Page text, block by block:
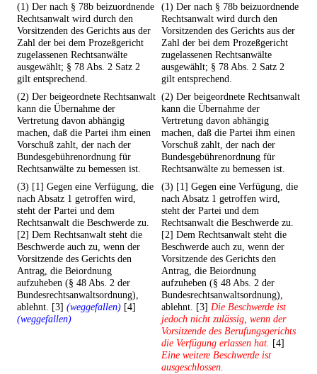
(1) Der nach § 78b beizuordnende
Rechtsanwalt wird durch den
Vorsitzenden des Gerichts aus der
Zahl der bei dem Prozeßgericht
zugelassenen Rechtsanwälte
ausgewählt; § 78 Abs. 2 Satz 2
gilt entsprechend.
(1) Der nach § 78b beizuordnende
Rechtsanwalt wird durch den
Vorsitzenden des Gerichts aus der
Zahl der bei dem Prozeßgericht
zugelassenen Rechtsanwälte
ausgewählt; § 78 Abs. 2 Satz 2
gilt entsprechend.
(2) Der beigeordnete Rechtsanwalt
kann die Übernahme der
Vertretung davon abhängig
machen, daß die Partei ihm einen
Vorschuß zahlt, der nach der
Bundesgebührenordnung für
Rechtsanwälte zu bemessen ist.
(2) Der beigeordnete Rechtsanwalt
kann die Übernahme der
Vertretung davon abhängig
machen, daß die Partei ihm einen
Vorschuß zahlt, der nach der
Bundesgebührenordnung für
Rechtsanwälte zu bemessen ist.
(3) [1] Gegen eine Verfügung, die
nach Absatz 1 getroffen wird,
steht der Partei und dem
Rechtsanwalt die Beschwerde zu.
[2] Dem Rechtsanwalt steht die
Beschwerde auch zu, wenn der
Vorsitzende des Gerichts den
Antrag, die Beiordnung
aufzuheben (§ 48 Abs. 2 der
Bundesrechtsanwaltsordnung),
ablehnt. [3] (weggefallen) [4]
(weggefallen)
(3) [1] Gegen eine Verfügung, die
nach Absatz 1 getroffen wird,
steht der Partei und dem
Rechtsanwalt die Beschwerde zu.
[2] Dem Rechtsanwalt steht die
Beschwerde auch zu, wenn der
Vorsitzende des Gerichts den
Antrag, die Beiordnung
aufzuheben (§ 48 Abs. 2 der
Bundesrechtsanwaltsordnung),
ablehnt. [3] Die Beschwerde ist
jedoch nicht zulässig, wenn der
Vorsitzende des Berufungsgerichts
die Verfügung erlassen hat. [4]
Eine weitere Beschwerde ist
ausgeschlossen.